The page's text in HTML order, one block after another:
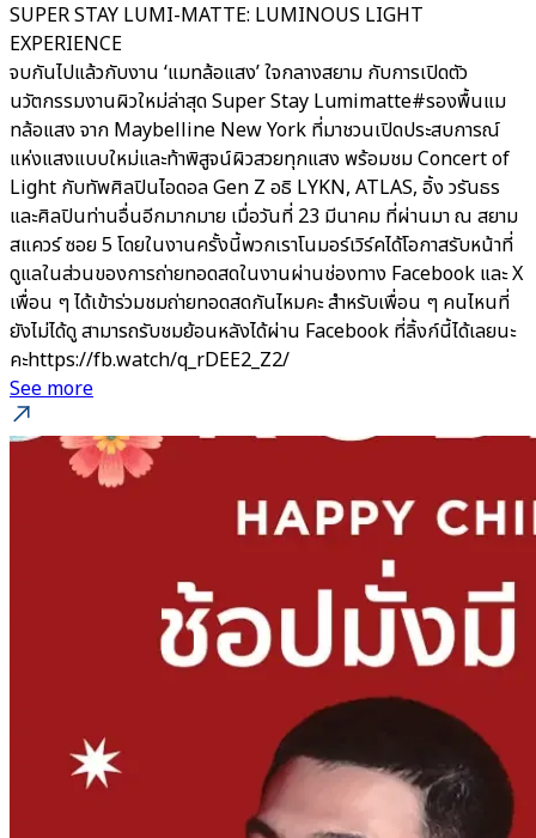
SUPER STAY LUMI-MATTE: LUMINOUS LIGHT
EXPERIENCE
จบกันไปแล้วกับงาน ‘แมทล้อแสง’ ใจกลางสยาม กับการเปิดตัว
นวัตกรรมงานผิวใหม่ล่าสุด Super Stay Lumimatte#รองพื้นแม
ทล้อแสง จาก Maybelline New York ที่มาชวนเปิดประสบการณ์
แห่งแสงแบบใหม่และท้าพิสูจน์ผิวสวยทุกแสง พร้อมชม Concert of
Light กับทัพศิลปินไอดอล Gen Z อธิ LYKN, ATLAS, อิ้ง วรันธร
และศิลปินท่านอื่นอีกมากมาย เมื่อวันที่ 23 มีนาคม ที่ผ่านมา ณ สยาม
สแควร์ ซอย 5 โดยในงานครั้งนี้พวกเราโนมอร์เวิร์คได้โอกาสรับหน้าที่
ดูแลในส่วนของการถ่ายทอดสดในงานผ่านช่องทาง Facebook และ X
เพื่อน ๆ ได้เข้าร่วมชมถ่ายทอดสดกันไหมคะ สำหรับเพื่อน ๆ คนไหนที่
ยังไม่ได้ดู สามารถรับชมย้อนหลังได้ผ่าน Facebook ที่ลิ้งก์นี้ได้เลยนะ
คะhttps://fb.watch/q_rDEE2_Z2/
See more